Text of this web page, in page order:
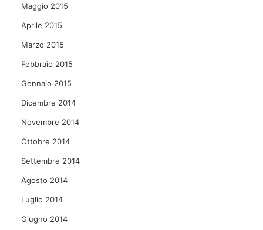
Maggio 2015
Aprile 2015
Marzo 2015
Febbraio 2015
Gennaio 2015
Dicembre 2014
Novembre 2014
Ottobre 2014
Settembre 2014
Agosto 2014
Luglio 2014
Giugno 2014